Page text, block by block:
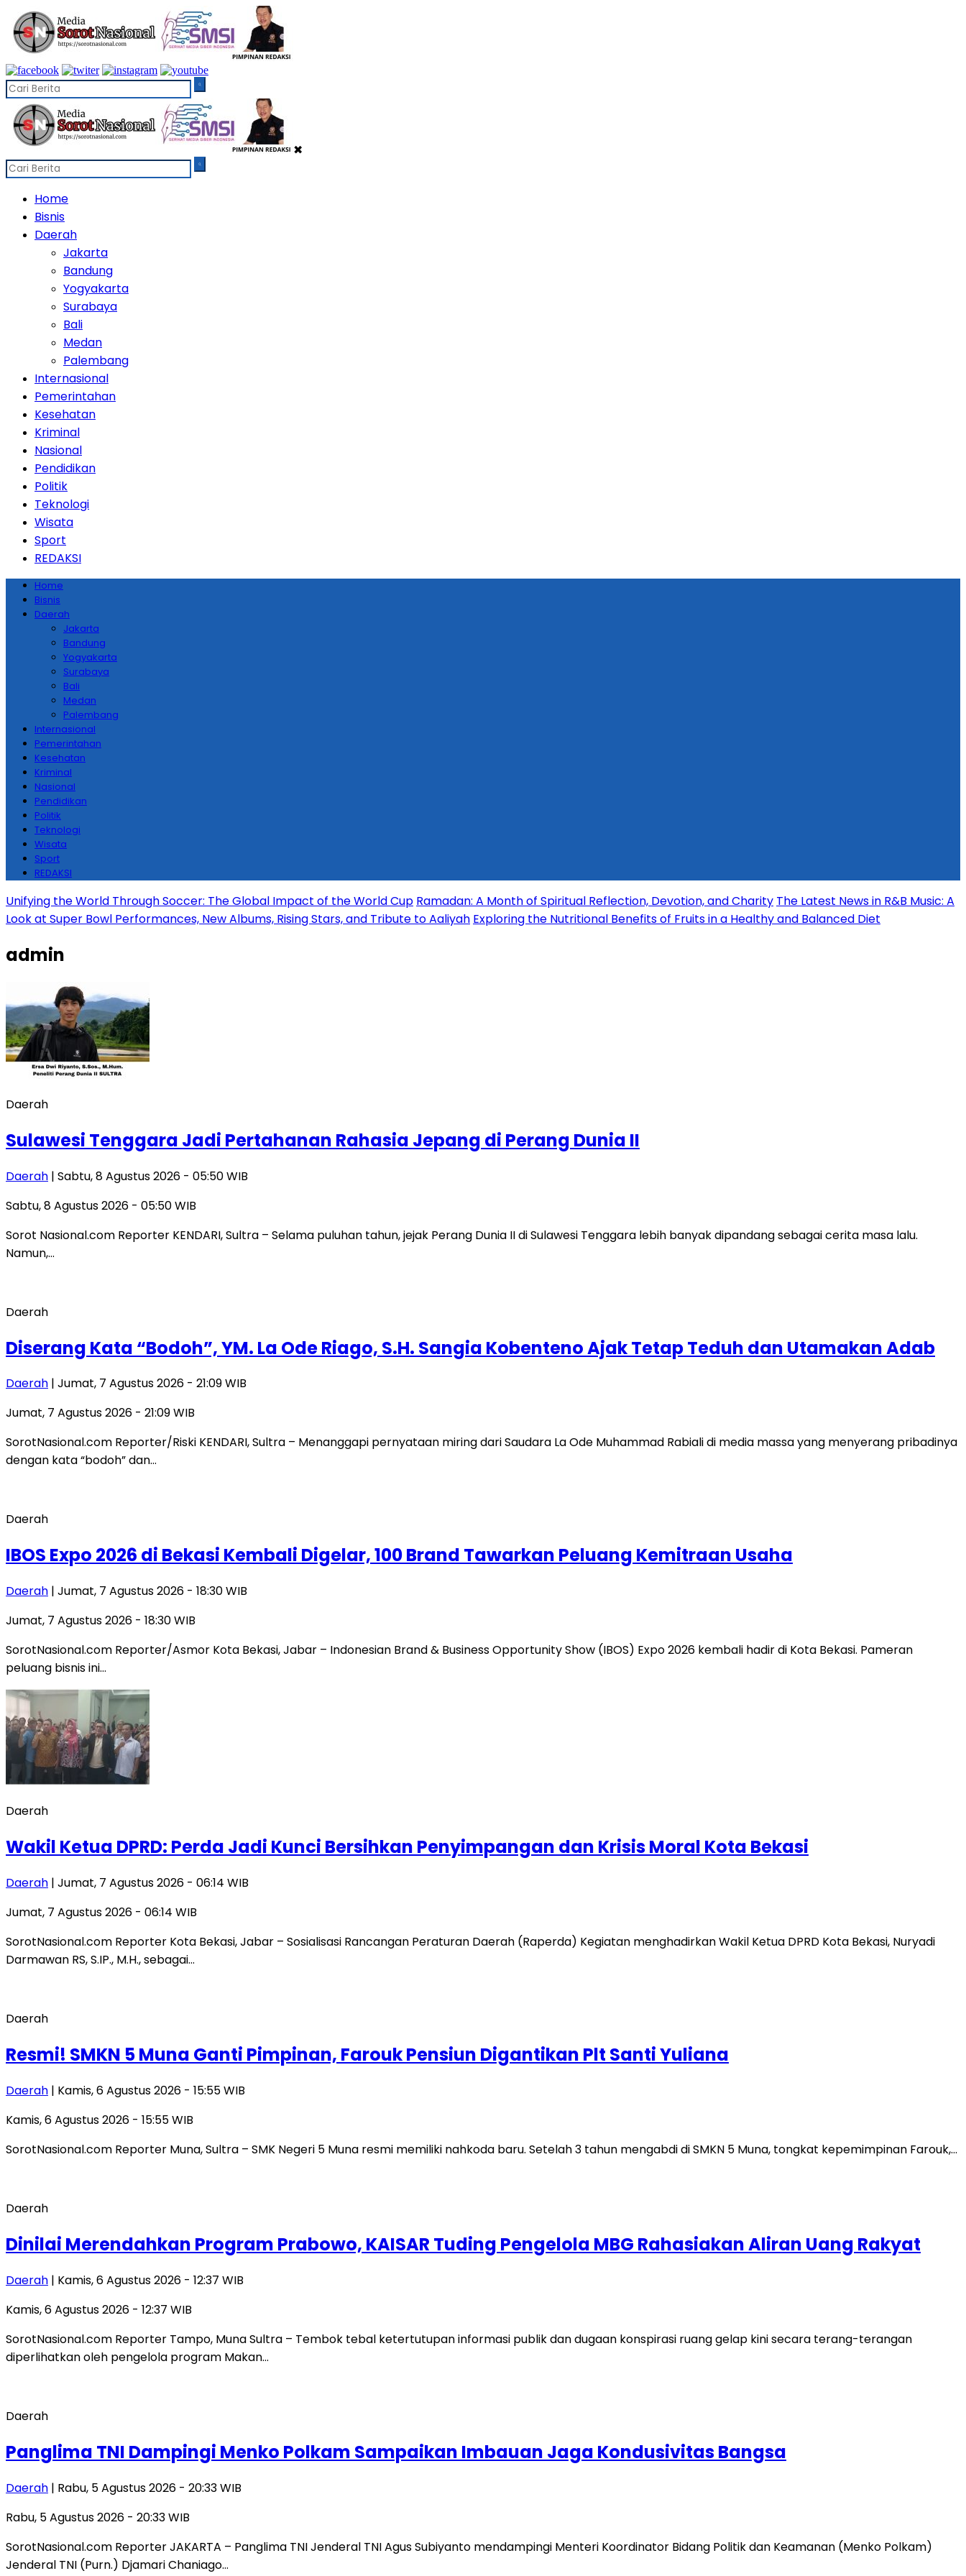
✖
Home
Bisnis
Daerah
Jakarta
Bandung
Yogyakarta
Surabaya
Bali
Medan
Palembang
Internasional
Pemerintahan
Kesehatan
Kriminal
Nasional
Pendidikan
Politik
Teknologi
Wisata
Sport
REDAKSI
Home
Bisnis
Daerah
Jakarta
Bandung
Yogyakarta
Surabaya
Bali
Medan
Palembang
Internasional
Pemerintahan
Kesehatan
Kriminal
Nasional
Pendidikan
Politik
Teknologi
Wisata
Sport
REDAKSI
Unifying the World Through Soccer: The Global Impact of the World Cup Ramadan: A Month of Spiritual Reflection, Devotion, and Charity The Latest News in R&B Music: A
Look at Super Bowl Performances, New Albums, Rising Stars, and Tribute to Aaliyah Exploring the Nutritional Benefits of Fruits in a Healthy and Balanced Diet
admin
Daerah
Sulawesi Tenggara Jadi Pertahanan Rahasia Jepang di Perang Dunia II
Daerah | Sabtu, 8 Agustus 2026 - 05:50 WIB
Sabtu, 8 Agustus 2026 - 05:50 WIB
Sorot Nasional.com Reporter KENDARI, Sultra – Selama puluhan tahun, jejak Perang Dunia II di Sulawesi Tenggara lebih banyak dipandang sebagai cerita masa lalu.
Namun,…
Daerah
Diserang Kata “Bodoh”, YM. La Ode Riago, S.H. Sangia Kobenteno Ajak Tetap Teduh dan Utamakan Adab
Daerah | Jumat, 7 Agustus 2026 - 21:09 WIB
Jumat, 7 Agustus 2026 - 21:09 WIB
SorotNasional.com Reporter/Riski KENDARI, Sultra – Menanggapi pernyataan miring dari Saudara La Ode Muhammad Rabiali di media massa yang menyerang pribadinya
dengan kata “bodoh” dan…
Daerah
IBOS Expo 2026 di Bekasi Kembali Digelar, 100 Brand Tawarkan Peluang Kemitraan Usaha
Daerah | Jumat, 7 Agustus 2026 - 18:30 WIB
Jumat, 7 Agustus 2026 - 18:30 WIB
SorotNasional.com Reporter/Asmor Kota Bekasi, Jabar – Indonesian Brand & Business Opportunity Show (IBOS) Expo 2026 kembali hadir di Kota Bekasi. Pameran
peluang bisnis ini…
Daerah
Wakil Ketua DPRD: Perda Jadi Kunci Bersihkan Penyimpangan dan Krisis Moral Kota Bekasi
Daerah | Jumat, 7 Agustus 2026 - 06:14 WIB
Jumat, 7 Agustus 2026 - 06:14 WIB
SorotNasional.com Reporter Kota Bekasi, Jabar – Sosialisasi Rancangan Peraturan Daerah (Raperda) Kegiatan menghadirkan Wakil Ketua DPRD Kota Bekasi, Nuryadi
Darmawan RS, S.IP., M.H., sebagai…
Daerah
Resmi! SMKN 5 Muna Ganti Pimpinan, Farouk Pensiun Digantikan Plt Santi Yuliana
Daerah | Kamis, 6 Agustus 2026 - 15:55 WIB
Kamis, 6 Agustus 2026 - 15:55 WIB
SorotNasional.com Reporter Muna, Sultra – SMK Negeri 5 Muna resmi memiliki nahkoda baru. Setelah 3 tahun mengabdi di SMKN 5 Muna, tongkat kepemimpinan Farouk,…
Daerah
Dinilai Merendahkan Program Prabowo, KAISAR Tuding Pengelola MBG Rahasiakan Aliran Uang Rakyat
Daerah | Kamis, 6 Agustus 2026 - 12:37 WIB
Kamis, 6 Agustus 2026 - 12:37 WIB
SorotNasional.com Reporter Tampo, Muna Sultra – Tembok tebal ketertutupan informasi publik dan dugaan konspirasi ruang gelap kini secara terang-terangan
diperlihatkan oleh pengelola program Makan…
Daerah
Panglima TNI Dampingi Menko Polkam Sampaikan Imbauan Jaga Kondusivitas Bangsa
Daerah | Rabu, 5 Agustus 2026 - 20:33 WIB
Rabu, 5 Agustus 2026 - 20:33 WIB
SorotNasional.com Reporter JAKARTA – Panglima TNI Jenderal TNI Agus Subiyanto mendampingi Menteri Koordinator Bidang Politik dan Keamanan (Menko Polkam)
Jenderal TNI (Purn.) Djamari Chaniago…